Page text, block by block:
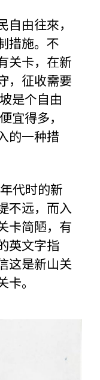
由往來，
措施。不
关卡，在新
，征收需要
是个自由
宜得多，
的一种措
代时的新
不远，而入
卡简陋，有
英文字指
这是新山关
。